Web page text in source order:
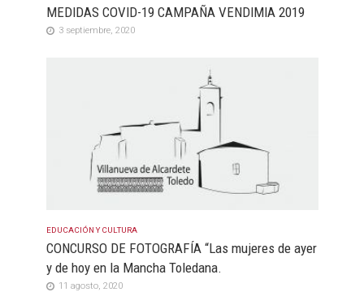
MEDIDAS COVID-19 CAMPAÑA VENDIMIA 2019
3 septiembre, 2020
EDUCACIÓN Y CULTURA
CONCURSO DE FOTOGRAFÍA “Las mujeres de ayer
y de hoy en la Mancha Toledana.
11 agosto, 2020